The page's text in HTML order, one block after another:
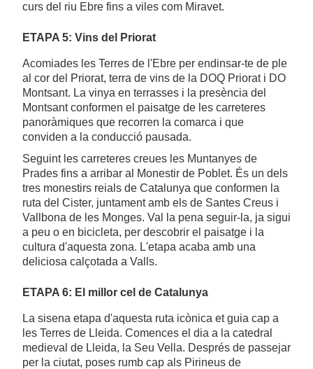
curs del riu Ebre fins a viles com Miravet.
ETAPA 5: Vins del Priorat
Acomiades les Terres de l'Ebre per endinsar-te de ple
al cor del Priorat, terra de vins de la DOQ Priorat i DO
Montsant. La vinya en terrasses i la presència del
Montsant conformen el paisatge de les carreteres
panoràmiques que recorren la comarca i que
conviden a la conducció pausada.
Seguint les carreteres creues les Muntanyes de
Prades fins a arribar al Monestir de Poblet. És un dels
tres monestirs reials de Catalunya que conformen la
ruta del Cister, juntament amb els de Santes Creus i
Vallbona de les Monges. Val la pena seguir-la, ja sigui
a peu o en bicicleta, per descobrir el paisatge i la
cultura d'aquesta zona. L'etapa acaba amb una
deliciosa calçotada a Valls.
ETAPA 6: El millor cel de Catalunya
La sisena etapa d'aquesta ruta icònica et guia cap a
les Terres de Lleida. Comences el dia a la catedral
medieval de Lleida, la Seu Vella. Després de passejar
per la ciutat, poses rumb cap als Pirineus de